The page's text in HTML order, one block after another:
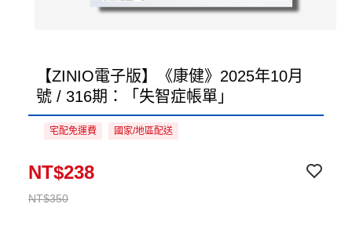
【ZINIO電子版】《康健》2025年10月
號 / 316期：「失智症帳單」
宅配免運費 國家/地區配送
NT$350
NT$238